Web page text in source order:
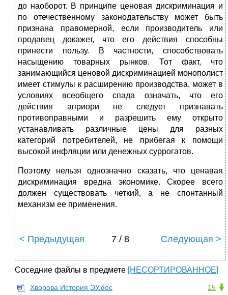
до наоборот. В принципе ценовая дискриминация и
по отечественному законодательству может быть
признана правомерной, если производитель или
продавец докажет, что его действия способны
принести пользу. В частности, способствовать
насыщению товарных рынков. Тот факт, что
занимающийся ценовой дискриминацией монополист
имеет стимулы к расширению производства, может в
условиях всеобщего спада означать, что его
действия априори не следует признавать
противоправными и разрешить ему открыто
устанавливать различные цены для разных
категорий потребителей, не прибегая к помощи
высокой инфляции или денежных суррогатов.
Поэтому нельзя однозначно сказать, что ценавая
дискриминация вредна экономике. Скорее всего
должен существовать четкий, а не спонтанный
механизм ее применения.
< Предыдущая 7 / 8 Следующая >
Соседние файлы в предмете [НЕСОРТИРОВАННОЕ]
15
Хворова История ЭУ.doc